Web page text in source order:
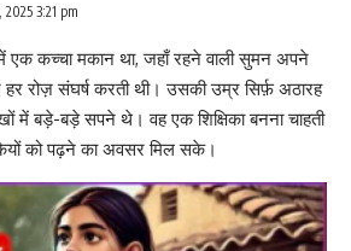
3:21 pm
एक कच्चा मकान था, जहाँ रहने वाली सुमन अपने
रोज़ संघर्ष करती थी। उसकी उम्र सिर्फ़ अठारह
में बड़े-बड़े सपने थे। वह एक शिक्षिका बनना चाहती
को पढ़ने का अवसर मिल सके।